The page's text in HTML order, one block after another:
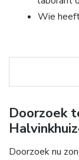
Wie
Doorzoek
Doorzoek nu